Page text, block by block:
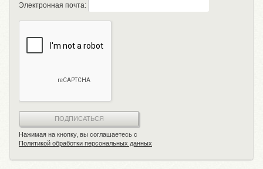
Электронная почта:
ПОДПИСАТЬСЯ
Нажимая на кнопку, вы соглашаетесь с
Политикой обработки персональных данных